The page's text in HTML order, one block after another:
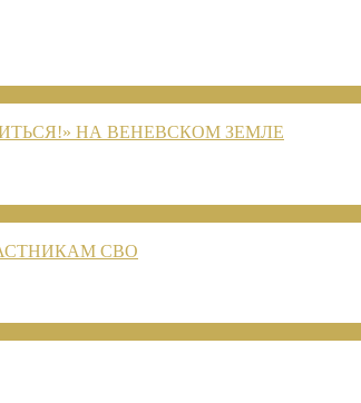
НА ВЕНЕВСКОМ ЗЕМЛЕ
СВО